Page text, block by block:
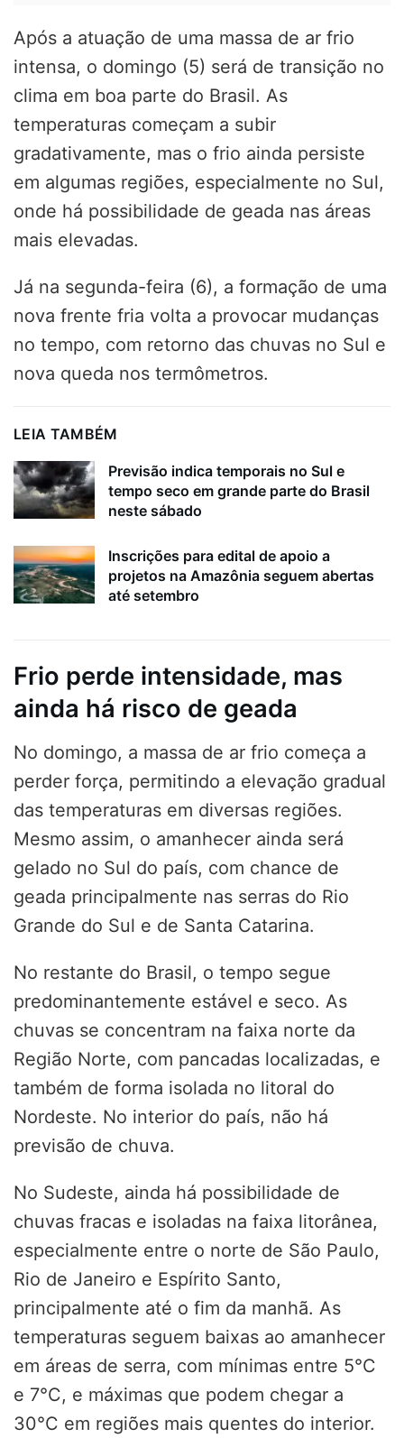
Após a atuação de uma massa de ar frio
intensa, o domingo (5) será de transição no
clima em boa parte do Brasil. As
temperaturas começam a subir
gradativamente, mas o frio ainda persiste
em algumas regiões, especialmente no Sul,
onde há possibilidade de geada nas áreas
mais elevadas.
Já na segunda-feira (6), a formação de uma
nova frente fria volta a provocar mudanças
no tempo, com retorno das chuvas no Sul e
nova queda nos termômetros.
LEIA TAMBÉM
Previsão indica temporais no Sul e
tempo seco em grande parte do Brasil
neste sábado
Inscrições para edital de apoio a
projetos na Amazônia seguem abertas
até setembro
Frio perde intensidade, mas
ainda há risco de geada
No domingo, a massa de ar frio começa a
perder força, permitindo a elevação gradual
das temperaturas em diversas regiões.
Mesmo assim, o amanhecer ainda será
gelado no Sul do país, com chance de
geada principalmente nas serras do Rio
Grande do Sul e de Santa Catarina.
No restante do Brasil, o tempo segue
predominantemente estável e seco. As
chuvas se concentram na faixa norte da
Região Norte, com pancadas localizadas, e
também de forma isolada no litoral do
Nordeste. No interior do país, não há
previsão de chuva.
No Sudeste, ainda há possibilidade de
chuvas fracas e isoladas na faixa litorânea,
especialmente entre o norte de São Paulo,
Rio de Janeiro e Espírito Santo,
principalmente até o fim da manhã. As
temperaturas seguem baixas ao amanhecer
em áreas de serra, com mínimas entre 5°C
e 7°C, e máximas que podem chegar a
30°C em regiões mais quentes do interior.